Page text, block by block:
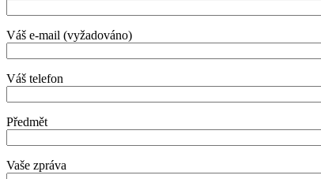
Váš e-mail (vyžadováno)
Váš telefon
Předmět
Vaše zpráva